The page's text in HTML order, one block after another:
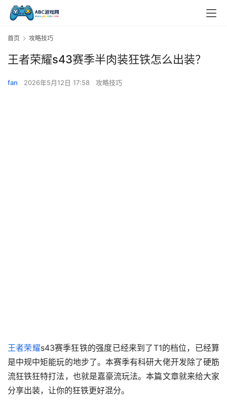
首页 攻略技巧
王者荣耀s43赛季半肉装狂铁怎么出装？
fan 2026年5月12日 17:58 攻略技巧
王者荣耀s43赛季狂铁的强度已经来到了T1的档位，已经算
是中规中矩能玩的地步了。本赛季有科研大佬开发除了硬筋
流狂铁狂特打法，也就是嘉豪流玩法。本篇文章就来给大家
分享出装，让你的狂铁更好混分。